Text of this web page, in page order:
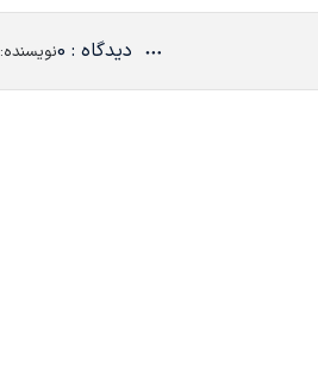
دیدگاه : 0 نویسنده: